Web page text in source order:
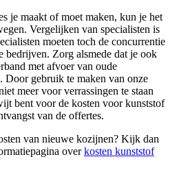
je maakt of moet maken, kun je het
Vergelijken van specialisten is
moeten toch de concurrentie
bedrijven. Zorg alsmede dat je ook
met afvoer van oude
Door gebruik te maken van onze
meer voor verrassingen te staan
bent voor de kosten voor kunststof
van de offertes.
van nieuwe kozijnen? Kijk dan
overkosten kunststof